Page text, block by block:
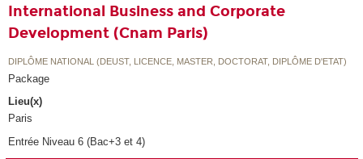
International Business and Corporate
Development (Cnam Paris)
DIPLÔME NATIONAL (DEUST, LICENCE, MASTER, DOCTORAT, DIPLÔME D'ETAT)
Package
Lieu(x)
Paris
Entrée Niveau 6 (Bac+3 et 4)